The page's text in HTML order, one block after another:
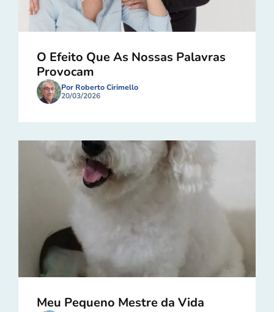
O Efeito Que As Nossas Palavras
Provocam
Por Roberto Cirimello
20/03/2026
Meu Pequeno Mestre da Vida